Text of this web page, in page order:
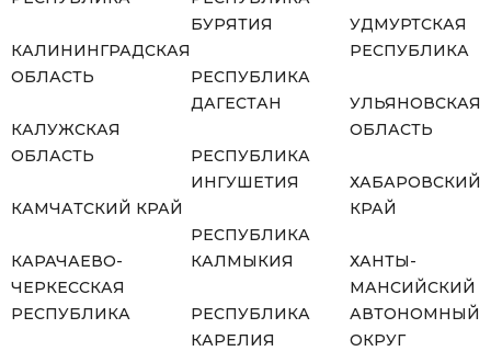
КАЛИНИНГРАДСКАЯ
ОБЛАСТЬ
КАЛУЖСКАЯ
ОБЛАСТЬ
КАМЧАТСКИЙ КРАЙ
КАРАЧАЕВО-
ЧЕРКЕССКАЯ
РЕСПУБЛИКА
БУРЯТИЯ
РЕСПУБЛИКА
ДАГЕСТАН
РЕСПУБЛИКА
ИНГУШЕТИЯ
РЕСПУБЛИКА
КАЛМЫКИЯ
РЕСПУБЛИКА
КАРЕЛИЯ
УДМУРТСКАЯ
РЕСПУБЛИКА
УЛЬЯНОВСКАЯ
ОБЛАСТЬ
ХАБАРОВСКИЙ
КРАЙ
ХАНТЫ-
МАНСИЙСКИЙ
АВТОНОМНЫЙ
ОКРУГ